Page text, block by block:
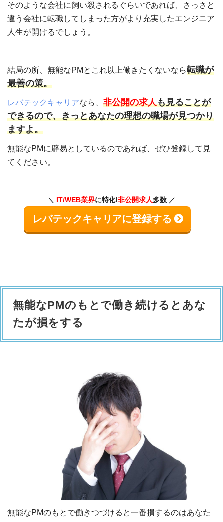
そのような会社に飼い殺されるぐらいであれば、さっさと
違う会社に転職してしまった方がより充実したエンジニア
人生が開けるでしょう。
結局の所、無能なPMとこれ以上働きたくないなら転職が
最善の策。
レバテックキャリアなら、 非公開の求人も見ることが
できるので、きっとあなたの理想の職場が見つかり
ますよ。
無能なPMに辟易としているのであれば、ぜひ登録して見
てください。
IT/WEB業界に特化!非公開求人多数
レバテックキャリアに登録する
無能なPMのもとで働き続けるとあな
たが損をする
無能なPMのもとで働きつづけると一番損するのはあなた